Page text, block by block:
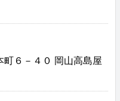
６－４０ 岡山高島屋